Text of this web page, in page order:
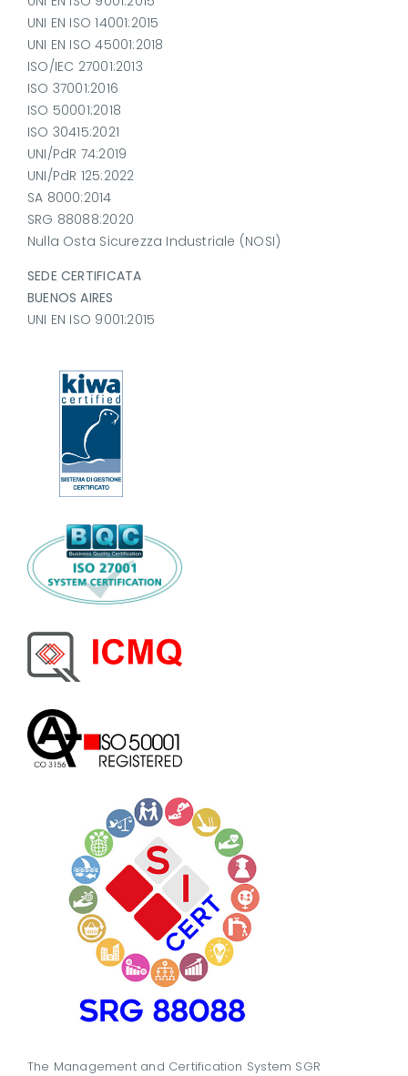
UNI EN ISO 14001:2015
UNI EN ISO 45001:2018
ISO/IEC 27001:2013
ISO 37001:2016
ISO 50001:2018
ISO 30415:2021
UNI/PdR 74:2019
UNI/PdR 125:2022
SA 8000:2014
SRG 88088:2020
Nulla Osta Sicurezza Industriale (NOSI)
SEDE CERTIFICATA
BUENOS AIRES
UNI EN ISO 9001:2015
The Management and Certification System SGR